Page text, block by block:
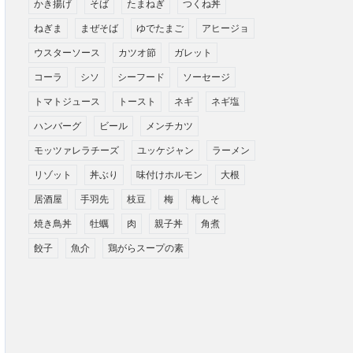
かき揚げ そば たまねぎ つくね丼
ねぎま まぜそば ゆでたまご アヒージョ
ウスターソース カツオ節 ガレット
コーラ シソ シーフード ソーセージ
トマトジュース トースト ネギ ネギ塩
ハンバーグ ビール メンチカツ
モッツァレラチーズ ユッケジャン ラーメン
リゾット 丼ぶり 味付けホルモン 大根
居酒屋 手羽先 枝豆 梅 梅しそ
焼き鳥丼 牡蠣 肉 親子丼 角煮
餃子 魚介 鶏がらスープの素